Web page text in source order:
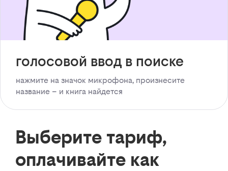
голосовой ввод в поиске
нажмите на значок микрофона, произнесите
название – и книга найдется
Выберите тариф,
оплачивайте как